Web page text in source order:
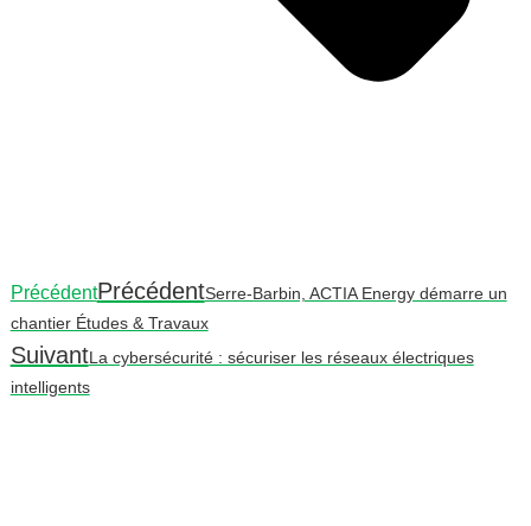
PrécédentPrécédentSerre-Barbin, ACTIA Energy démarre un
chantier Études & Travaux
SuivantLa cybersécurité : sécuriser les réseaux électriques
intelligents